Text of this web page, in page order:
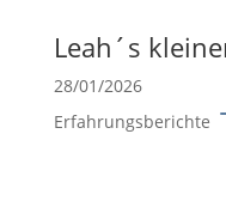
Leah´s
28/01/2026
Erfahrungsberichte